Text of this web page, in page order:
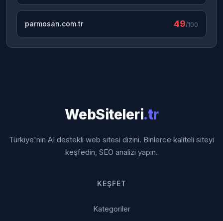
parmosan.com.tr 49/100
WebSiteleri.tr
Türkiye'nin AI destekli web sitesi dizini. Binlerce kaliteli siteyi
keşfedin, SEO analizi yapın.
KEŞFET
Kategoriler